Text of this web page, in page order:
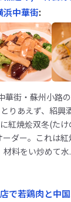
浜中華街:
華街・蘇州小路
りあえず、紹興
紅焼烩双冬(た
ダー。これは
材料をい炒めて水
で若鶏肉と中